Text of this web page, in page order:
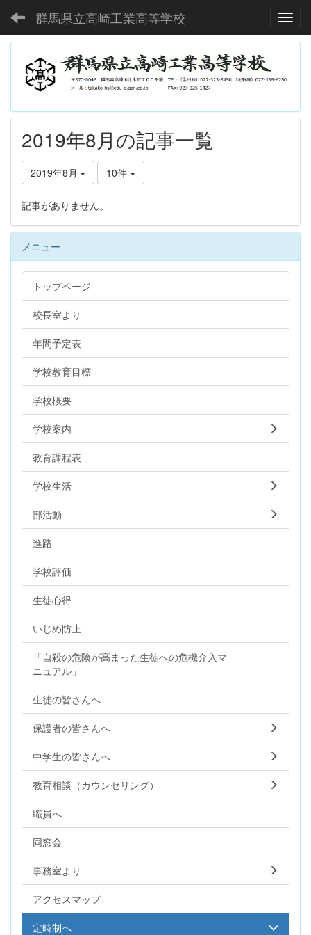
群馬県立高崎工業高等学校
2019年8月の記事一覧
2019年8月 10件
記事がありません。
メニュー
トップページ
校長室より
年間予定表
学校教育目標
学校概要
学校案内
教育課程表
学校生活
部活動
進路
学校評価
生徒心得
いじめ防止
「自殺の危険が高まった生徒への危機介入マ
ニュアル」
生徒の皆さんへ
保護者の皆さんへ
中学生の皆さんへ
教育相談（カウンセリング）
職員へ
同窓会
事務室より
アクセスマップ
定時制へ